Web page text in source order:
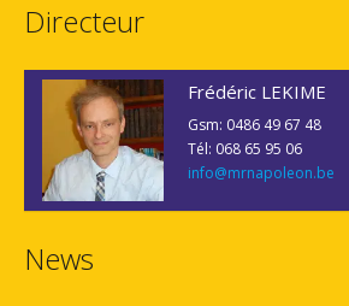
Directeur
Frédéric LEKIME
Gsm: 0486 49 67 48
Tél: 068 65 95 06
info@mrnapoleon.be
News